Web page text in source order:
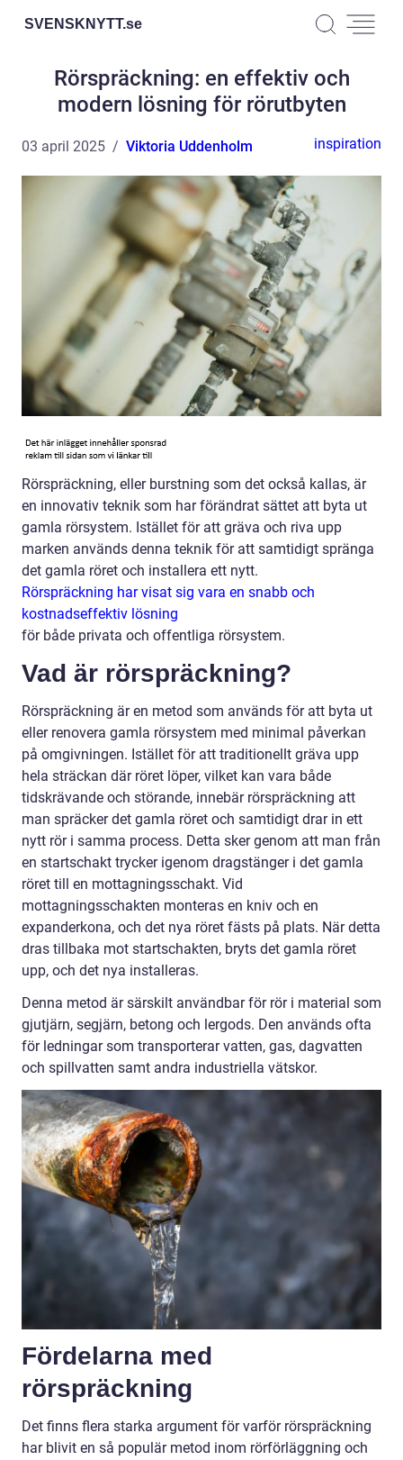
SVENSKNYTT.se
Rörspräckning: en effektiv och
modern lösning för rörutbyten
03 april 2025 Viktoria Uddenholm inspiration
Rörspräckning, eller burstning som det också kallas, är
en innovativ teknik som har förändrat sättet att byta ut
gamla rörsystem. Istället för att gräva och riva upp
marken används denna teknik för att samtidigt spränga
det gamla röret och installera ett nytt.
Rörspräckning har visat sig vara en snabb och
kostnadseffektiv lösning
för både privata och offentliga rörsystem.
Vad är rörspräckning?
Rörspräckning är en metod som används för att byta ut
eller renovera gamla rörsystem med minimal påverkan
på omgivningen. Istället för att traditionellt gräva upp
hela sträckan där röret löper, vilket kan vara både
tidskrävande och störande, innebär rörspräckning att
man spräcker det gamla röret och samtidigt drar in ett
nytt rör i samma process. Detta sker genom att man från
en startschakt trycker igenom dragstänger i det gamla
röret till en mottagningsschakt. Vid
mottagningsschakten monteras en kniv och en
expanderkona, och det nya röret fästs på plats. När detta
dras tillbaka mot startschakten, bryts det gamla röret
upp, och det nya installeras.
Denna metod är särskilt användbar för rör i material som
gjutjärn, segjärn, betong och lergods. Den används ofta
för ledningar som transporterar vatten, gas, dagvatten
och spillvatten samt andra industriella vätskor.
Fördelarna med
rörspräckning
Det finns flera starka argument för varför rörspräckning
har blivit en så populär metod inom rörförläggning och